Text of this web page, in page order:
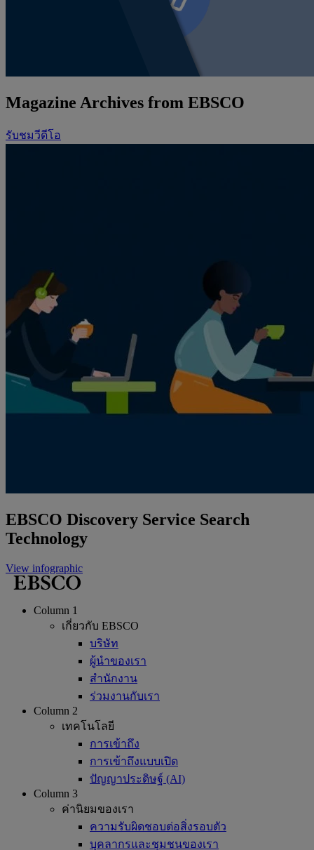
Magazine Archives from EBSCO
รับชมวีดีโอ
EBSCO Discovery Service Search
Technology
View infographic
Column 1
เกี่ยวกับ EBSCO
บริษัท
ผู้นำของเรา
สำนักงาน
ร่วมงานกับเรา
Column 2
เทคโนโลยี
การเข้าถึง
การเข้าถึงแบบเปิด
ปัญญาประดิษฐ์ (AI)
Column 3
ค่านิยมของเรา
ความรับผิดชอบต่อสิ่งรอบตัว
บุคลากรและชุมชนของเรา